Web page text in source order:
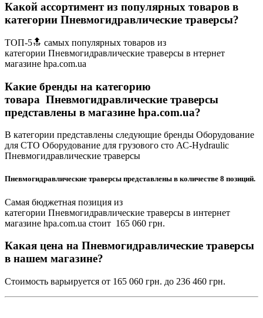
Какой ассортимент из популярных товаров в
категории Пневмогидравлические траверсы?
ТОП-5🔝 самых популярных товаров из
категории Пневмогидравлические траверсы в нтернет
магазине hpa.com.ua
Какие бренды на категорию
товара Пневмогидравлические траверсы
представлены в магазине hpa.com.ua?
В категории представлены следующие бренды Оборудование
для СТО Оборудование для грузового сто АС-Hydraulic
Пневмогидравлические траверсы
Пневмогидравлические траверсы представлены в количестве 8 позиций.
Самая бюджетная позиция из
категории Пневмогидравлические траверсы в интернет
магазине hpa.com.ua стоит 165 060 грн.
Какая цена на Пневмогидравлические траверсы
в нашем магазине?
Стоимость варьируется от 165 060 грн. до 236 460 грн.